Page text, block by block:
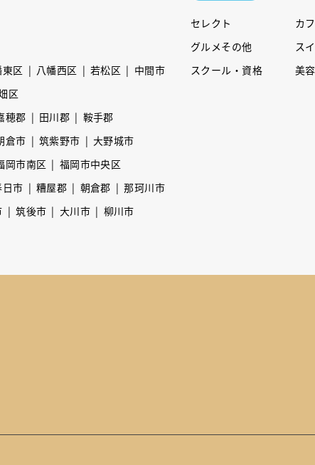
区 八幡西区 若松区
中間市
区
穂郡 田川郡
鞍手郡
倉市 筑紫野市
大野城市
岡市南区
福岡市中央区
日市 糟屋郡 朝倉郡
那珂川市
筑後市 大川市
柳川市
セレクト カ
グルメその他
ス
スクール・資格
美